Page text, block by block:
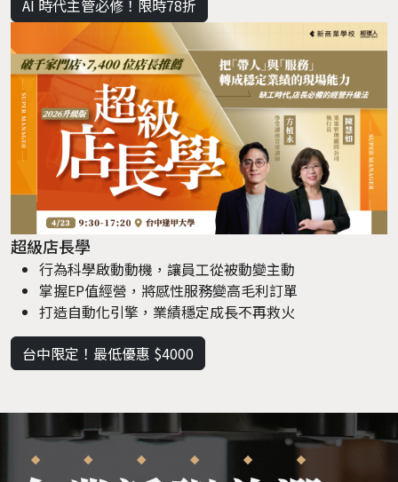
AI 時代主管必修！限時78折
超級店長學
行為科學啟動動機，讓員工從被動變主動
掌握EP值經營，將感性服務變高毛利訂單
打造自動化引擎，業績穩定成長不再救火
台中限定！最低優惠 $4000